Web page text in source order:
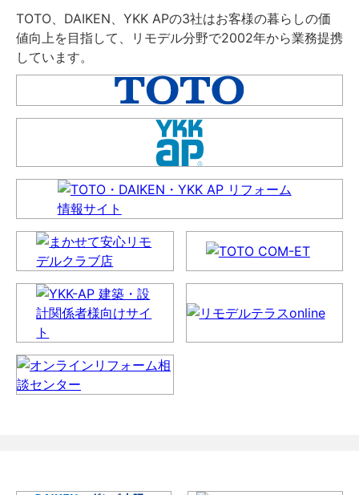
TOTO、DAIKEN、YKK APの3社はお客様の暮らしの価
値向上を目指して、リモデル分野で2002年から業務提携
しています。